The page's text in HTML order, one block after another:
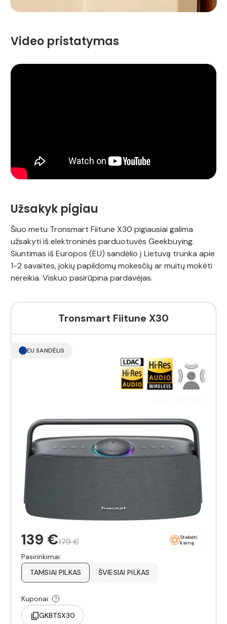
Video pristatymas
Užsakyk pigiau
Šiuo metu Tronsmart Fiitune X30 pigiausiai galima
užsakyti iš elektroninės parduotuvės Geekbuying.
Siuntimas iš Europos (EU) sandėlio į Lietuvą trunka apie
1-2 savaites, jokių papildomų mokesčių ar muitų mokėti
nereikia. Viskuo pasirūpina pardavėjas.
Tronsmart Fiitune X30
EU SANDĖLIS
139 €179 €
Stebėti
kainą
Pasirinkimai:
TAMSIAI PILKAS
ŠVIESIAI PILKAS
Kuponai:
GKBTSX30